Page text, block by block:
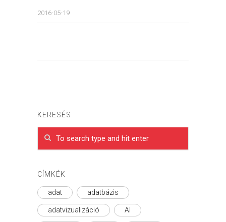
2016-05-19
KERESÉS
CÍMKÉK
adat adatbázis
adatvizualizáció AI